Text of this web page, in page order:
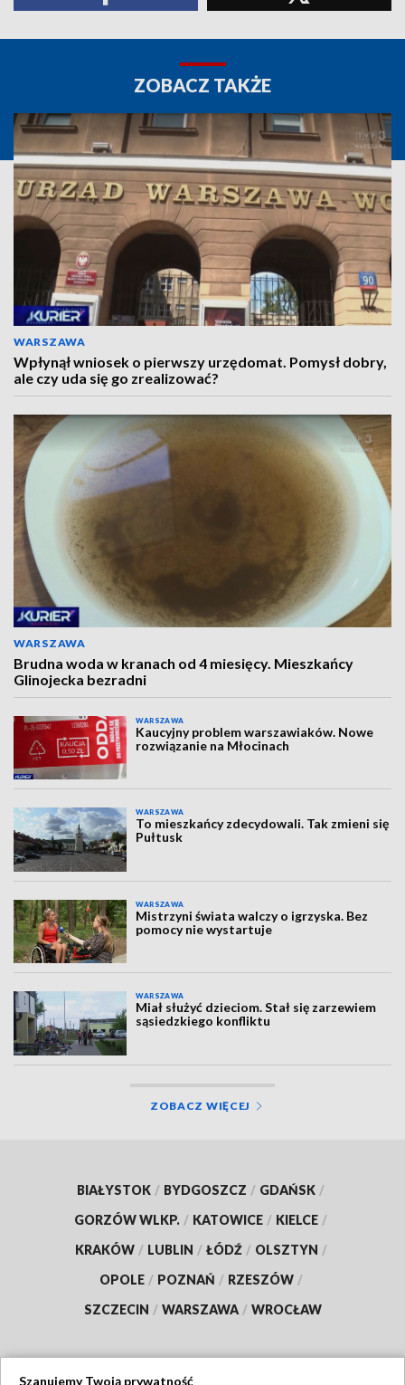
ZOBACZ TAKŻE
WARSZAWA
Wpłynął wniosek o pierwszy urzędomat. Pomysł dobry,
ale czy uda się go zrealizować?
WARSZAWA
Brudna woda w kranach od 4 miesięcy. Mieszkańcy
Glinojecka bezradni
WARSZAWA
Kaucyjny problem warszawiaków. Nowe
rozwiązanie na Młocinach
WARSZAWA
To mieszkańcy zdecydowali. Tak zmieni się
Pułtusk
WARSZAWA
Mistrzyni świata walczy o igrzyska. Bez
pomocy nie wystartuje
WARSZAWA
Miał służyć dzieciom. Stał się zarzewiem
sąsiedzkiego konfliktu
ZOBACZ WIĘCEJ
BIAŁYSTOK / BYDGOSZCZ / GDAŃSK /
GORZÓW WLKP. / KATOWICE / KIELCE /
KRAKÓW / LUBLIN / ŁÓDŹ / OLSZTYN /
OPOLE / POZNAŃ / RZESZÓW /
SZCZECIN / WARSZAWA / WROCŁAW
Szanujemy Twoją prywatność